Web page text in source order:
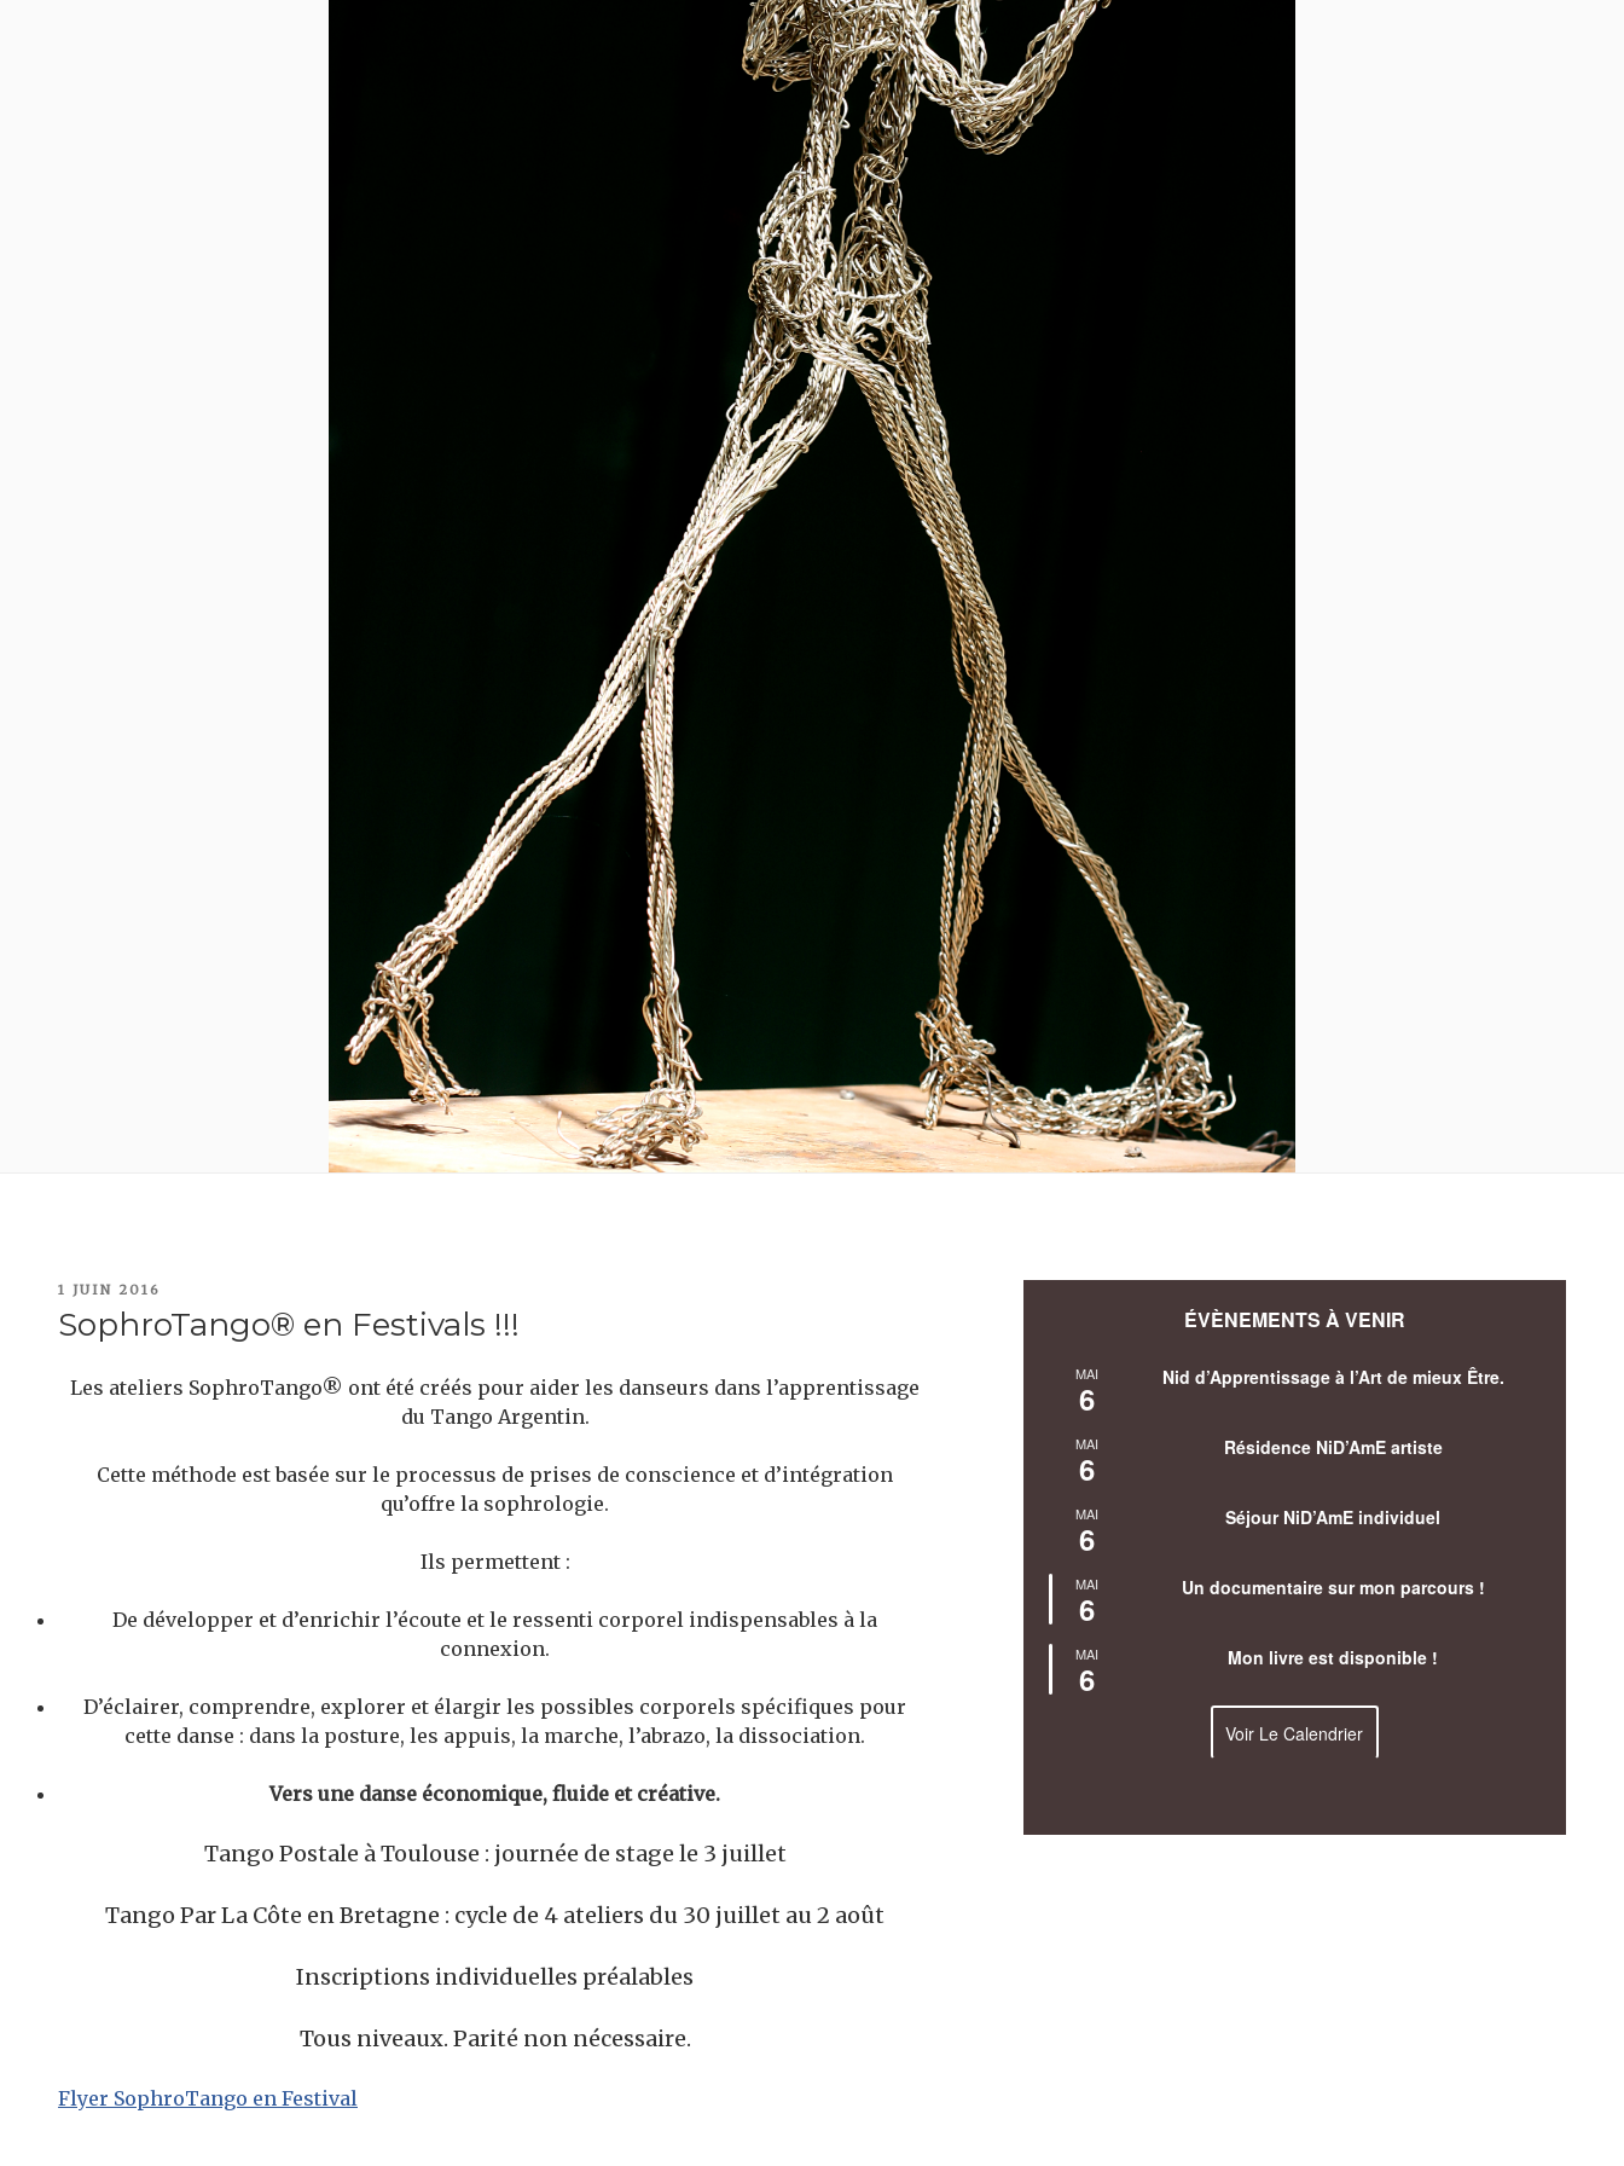
PUBLIÉ
1 JUIN 2016
SophroTango® en Festivals !!!
Les ateliers SophroTango® ont été créés pour aider les danseurs dans l’apprentissage
du Tango Argentin.
Cette méthode est basée sur le processus de prises de conscience et d’intégration
qu’offre la sophrologie.
Ils permettent :
De développer et d’enrichir l’écoute et le ressenti corporel indispensables à la
connexion.
D’éclairer, comprendre, explorer et élargir les possibles corporels spécifiques pour
cette danse : dans la posture, les appuis, la marche, l’abrazo, la dissociation.
Vers une danse économique, fluide et créative.
Tango Postale à Toulouse : journée de stage le 3 juillet
Tango Par La Côte en Bretagne : cycle de 4 ateliers du 30 juillet au 2 août
Inscriptions individuelles préalables
Tous niveaux. Parité non nécessaire.
Flyer SophroTango en Festival
ÉVÈNEMENTS À VENIR
MAI
6
Nid d’Apprentissage à l’Art de mieux Être.
MAI
6
Résidence NiD’AmE artiste
MAI
6
Séjour NiD’AmE individuel
MAI
6
Un documentaire sur mon parcours !
MAI
6
Mon livre est disponible !
Voir Le Calendrier